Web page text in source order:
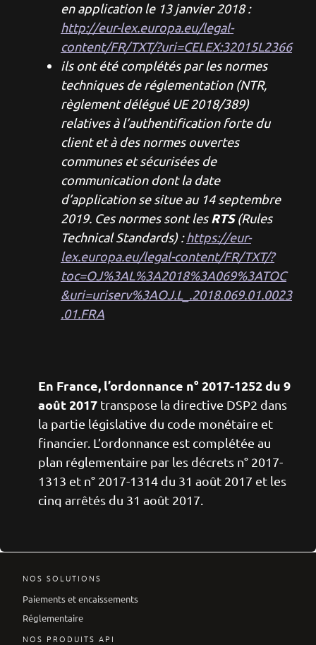
en application le 13 janvier 2018 :
http://eur-lex.europa.eu/legal-
content/FR/TXT/?uri=CELEX:32015L2366
ils ont été complétés par les normes
techniques de réglementation (NTR,
règlement délégué UE 2018/389)
relatives à l’authentification forte du
client et à des normes ouvertes
communes et sécurisées de
communication dont la date
d’application se situe au 14 septembre
2019. Ces normes sont lesRTS(Rules
Technical Standards) :https://eur-
lex.europa.eu/legal-content/FR/TXT/?
toc=OJ%3AL%3A2018%3A069%3ATOC
&uri=uriserv%3AOJ.L_.2018.069.01.0023
.01.FRA
En France, l’ordonnance n° 2017-1252 du 9
août 2017 transpose la directive DSP2 dans
la partie législative du code monétaire et
financier. L’ordonnance est complétée au
plan réglementaire par les décrets n° 2017-
1313 et n° 2017-1314 du 31 août 2017 et les
cinq arrêtés du 31 août 2017.
NOS SOLUTIONS
Paiements et encaissements
Réglementaire
NOS PRODUITS API